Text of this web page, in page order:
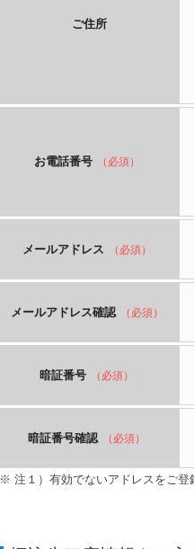
ご住所
お電話番号 （必須）
メールアドレス （必須）
メールアドレス確認 （必須）
暗証番号 （必須）
暗証番号確認 （必須）
※ 注１）有効でないアドレスをご登